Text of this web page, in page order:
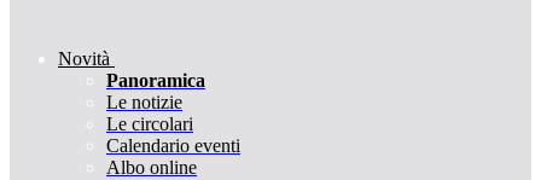
Novità
Panoramica
Le notizie
Le circolari
Calendario eventi
Albo online